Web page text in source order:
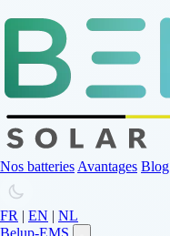
Nos batteries Avantages Blog
FR | EN | NL
Belup-EMS